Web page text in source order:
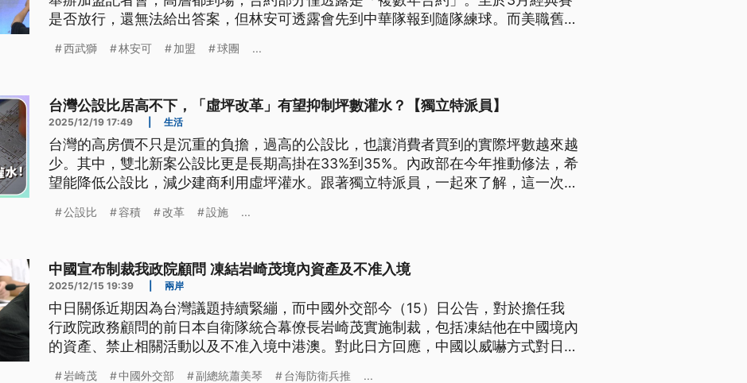
是否放行，還無法給出答案，但林安可透露會先到中華隊報到隨隊練球。而美職舊金
邀請。
西武獅 林安可 加盟 球團 ...
台灣公設比居高不下，「虛坪改革」有望抑制坪數灌水？【獨立特派員】
2025/12/19 17:49 生活
台灣的高房價不只是沉重的負擔，過高的公設比，也讓消費者買到的實際坪數越來越
少。其中，雙北新案公設比更是長期高掛在33%到35%。內政部在今年推動修法，希
望能降低公設比，減少建商利用虛坪灌水。跟著獨立特派員，一起來了解，這一次的
公設比 容積 改革 設施 ...
中國宣布制裁我政院顧問 凍結岩崎茂境內資產及不准入境
2025/12/15 19:39 兩岸
中日關係近期因為台灣議題持續緊繃，而中國外交部今（15）日公告，對於擔任我
行政院政務顧問的前日本自衛隊統合幕僚長岩崎茂實施制裁，包括凍結他在中國境內
的資產、禁止相關活動以及不准入境中港澳。對此日方回應，中國以威嚇方式對日本
岩崎茂 中國外交部 副總統蕭美琴 台海防衛兵推 ...